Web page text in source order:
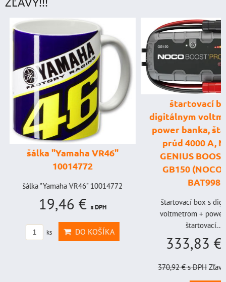
šálka "Yamaha VR46"
10014772
šálka "Yamaha VR46" 10014772
19,46 €s DPH
ks DO KOŠÍKA
štartovací
digitálnym
power banka,
prúd 4000 A,
GENIUS BOOST
GB150 (NOCO
BAT998
štartovací box s
voltmetrom + power
štartovací...
333,83 €
370,92 €s DPH Zľava